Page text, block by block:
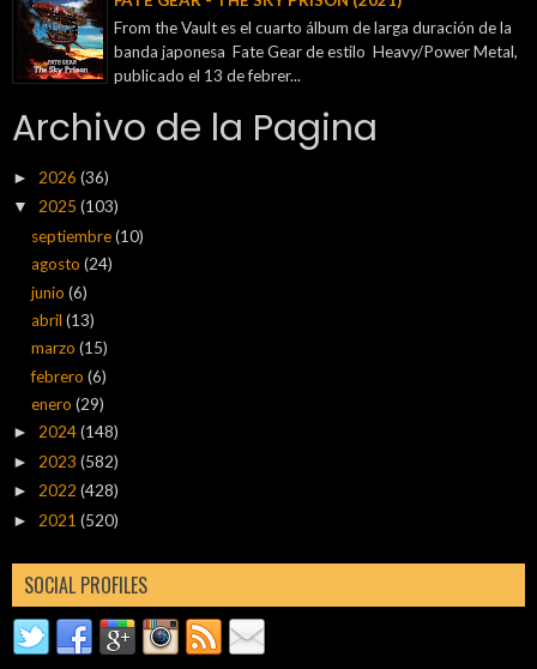
From the Vault es el cuarto álbum de larga duración de la
banda japonesa Fate Gear de estilo Heavy/Power Metal,
publicado el 13 de febrer...
Archivo de la Pagina
► 2026 (36)
▼ 2025 (103)
septiembre(10)
agosto(24)
junio(6)
abril(13)
marzo(15)
febrero(6)
enero(29)
► 2024(148)
► 2023 (582)
► 2022 (428)
► 2021 (520)
SOCIAL PROFILES